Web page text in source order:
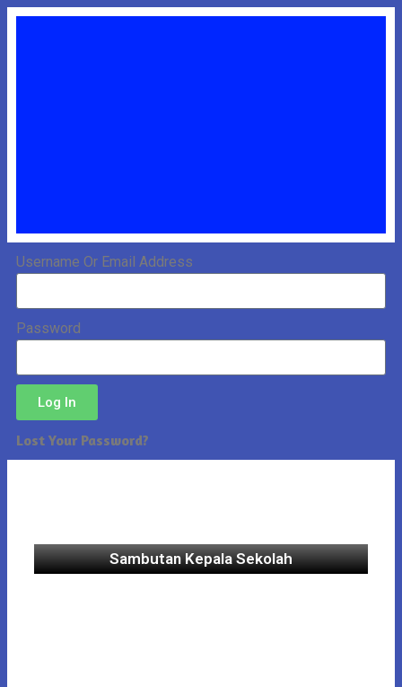
Username Or Email Address
Password
Log In
Lost Your Password?
Sambutan Kepala Sekolah